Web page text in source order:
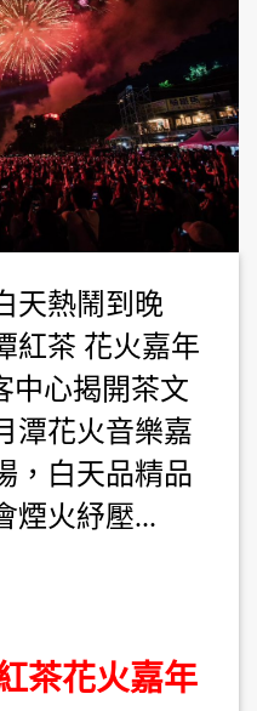
天熱鬧到晚
紅茶 花火嘉年
中心揭開茶文
潭花火音樂嘉
，白天品精品
煙火紓壓...
茶花火嘉年